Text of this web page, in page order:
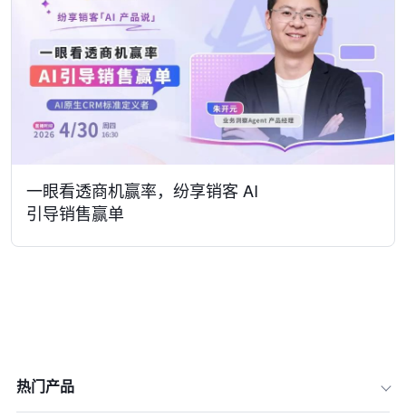
一眼看透商机赢率，纷享销客 AI
引导销售赢单
热门产品